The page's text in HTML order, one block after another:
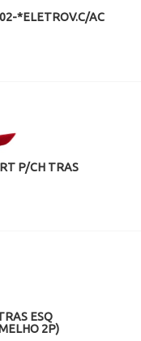
*ELETROV.C/AC
P/CH TRAS
ESQ
2P)